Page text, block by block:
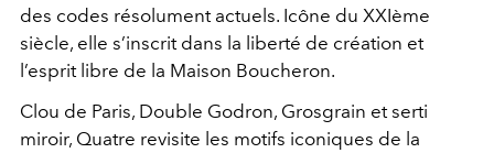
des codes résolument actuels. Icône du XXIème
siècle, elle s’inscrit dans la liberté de création et
l’esprit libre de la Maison Boucheron.
Clou de Paris, Double Godron, Grosgrain et serti
miroir, Quatre revisite les motifs iconiques de la